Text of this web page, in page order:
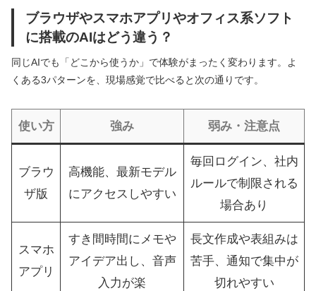
ブラウザやスマホアプリやオフィス系ソフト
に搭載のAIはどう違う？
同じAIでも「どこから使うか」で体験がまったく変わります。よ
くある3パターンを、現場感覚で比べると次の通りです。
使い方 強み 弱み・注意点
ブラウ
ザ版
高機能、最新モデル
にアクセスしやすい
毎回ログイン、社内
ルールで制限される
場合あり
スマホ
アプリ
すき間時間にメモや
アイデア出し、音声
入力が楽
長文作成や表組みは
苦手、通知で集中が
切れやすい